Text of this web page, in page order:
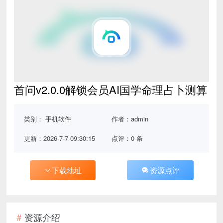
首问v2.0.0解锁会员AI国学命理占卜测算
类别：手机软件 作者：admin
更新：2026-7-7 09:30:15 点评：0 条
下载地址 资源点评
资源介绍